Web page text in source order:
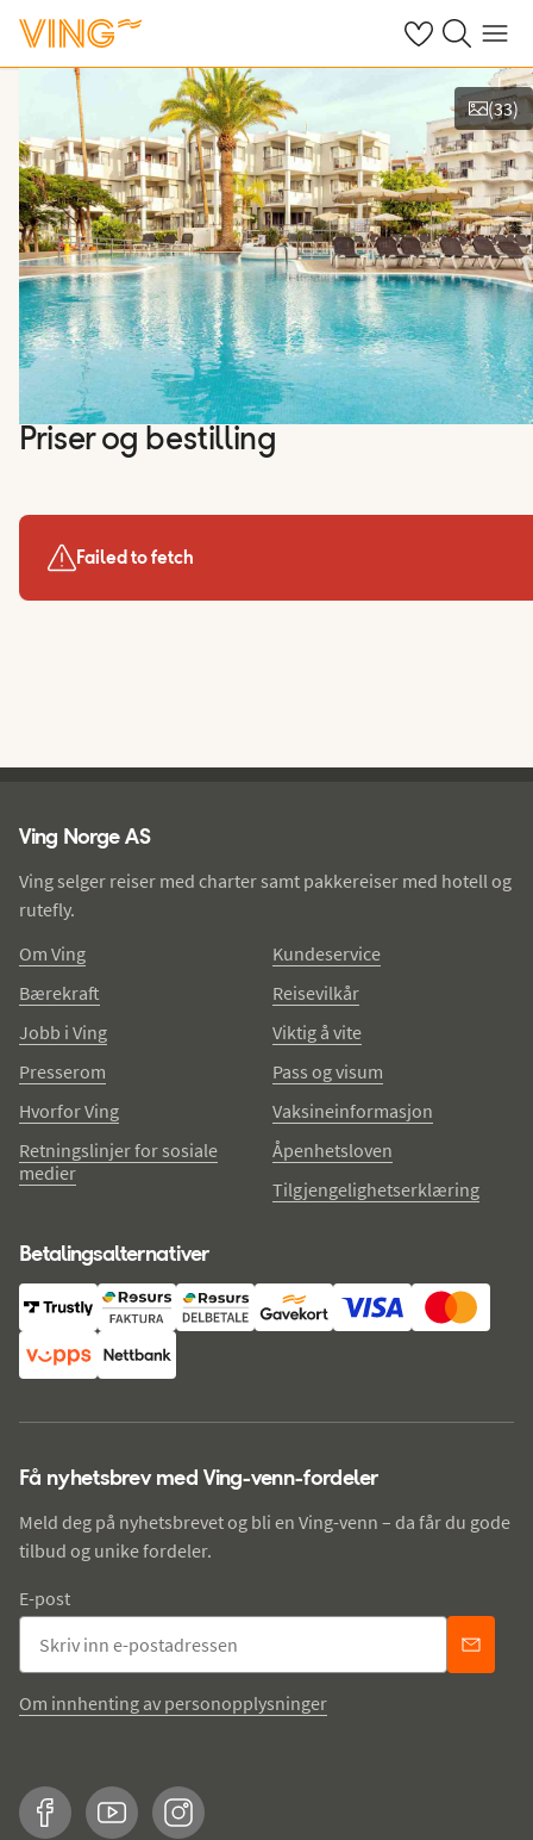
Se dine sparte
Søk påMeny
Vis bilder
(33)
Priser og bestilling
Failed to fetch
Ving Norge AS
Ving selger reiser med charter samt pakkereiser med hotell og
rutefly.
Om Ving
Bærekraft
Jobb i Ving
Presserom
Hvorfor Ving
Retningslinjer for sosiale
medier
Kundeservice
Reisevilkår
Viktig å vite
Pass og visum
Vaksineinformasjon
Åpenhetsloven
Tilgjengelighetserklæring
Betalingsalternativer
Få nyhetsbrev med Ving-venn-fordeler
Meld deg på nyhetsbrevet og bli en Ving-venn – da får du gode
tilbud og unike fordeler.
E-post
Om innhenting av personopplysninger
FacebookYouTubeInstagram